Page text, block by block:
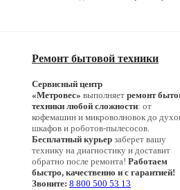
Ремонт бытовой техники
Сервисный центр
«Метровес» выполняет ремонт
техники любой сложности: от
кофемашин и микроволновок до
шкафов и роботов-пылесосов.
Бесплатный курьер заберет вашу
технику на диагностику и доставит
обратно после ремонта! Работаем
быстро, качественно и с гарантией!
Звоните: 8 800 500 53 13